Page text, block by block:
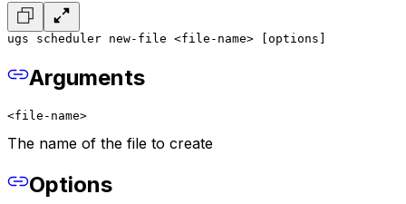
ugs scheduler new-file <file-name> [options]
Arguments
<file-name>
The name of the file to create
Options